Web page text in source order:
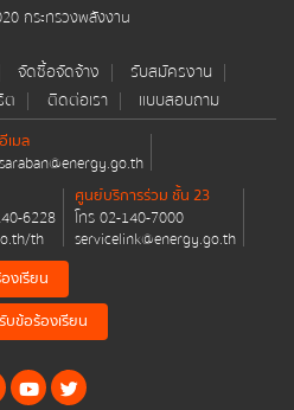
ปิโตรเลียม
รนำเข้า ส่งออกน้ำมันเชื้อ
าต และขอความเห็นชอบ
ร้องเรียนการทุจริตและ
นการทุจริตและประพฤติมิ
กระทรวงพลังงาน
จัดซื้อจัดจ้าง
รับสมัครงาน
ต
ติดต่อเรา แบบสอบถาม
อีเมล
saraban@energy.go.th
6228
th
ศูนย์บริการร่วม ชั้น 23
โทร 02-140-7000
servicelink@energy.go.th
งเรียน
บข้อร้องเรียน